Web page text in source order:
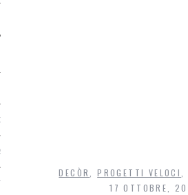
DECÒR ,PROGETTI VELOCI
17 OTTOBRE,